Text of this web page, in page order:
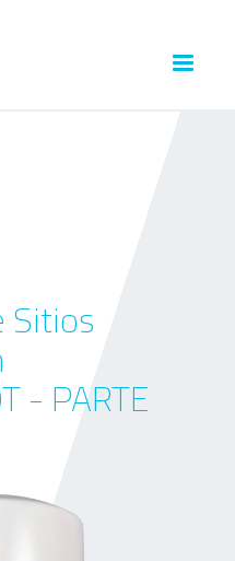
Sitios
- PARTE